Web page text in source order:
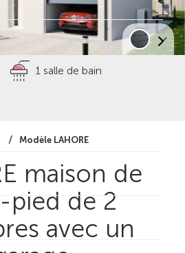
Modèle LAHORE
maison de
pied de 2
avec un
1 salle de bain